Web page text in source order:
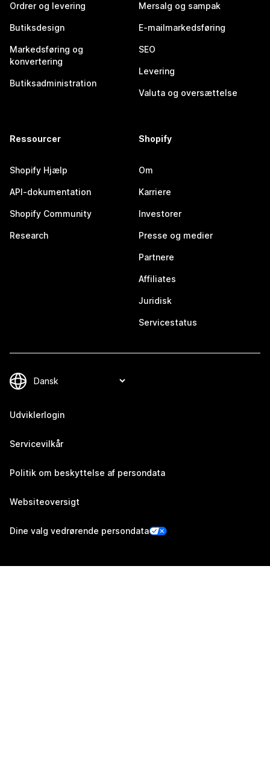
Ordrer og levering
Butiksdesign
Markedsføring og
konvertering
Butiksadministration
Mersalg og sampak
E-mailmarkedsføring
SEO
Levering
Valuta og oversættelse
Ressourcer
Shopify Hjælp
API-dokumentation
Shopify Community
Research
Shopify
Om
Karriere
Investorer
Presse og medier
Partnere
Affiliates
Juridisk
Servicestatus
Udviklerlogin
Servicevilkår
Politik om beskyttelse af persondata
Websiteoversigt
Dine valg vedrørende persondata